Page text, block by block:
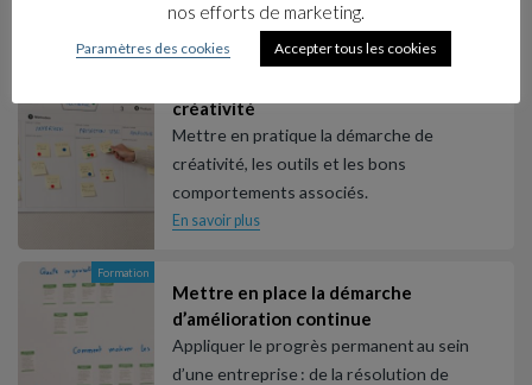
Autre(s) formations(s) pouvant vous intéresser
Formation
créativité
Mettre en pratique la démarche de
créativité, les outils et les bons
comportements associés.
En savoir plus
Formation
Mettre en place la démarche
d’amélioration continue
Appliquer le progrès permanent au sein
d’une entreprise : de la résolution de
nos efforts de marketing.
Paramètres des cookies Accepter tous les cookies